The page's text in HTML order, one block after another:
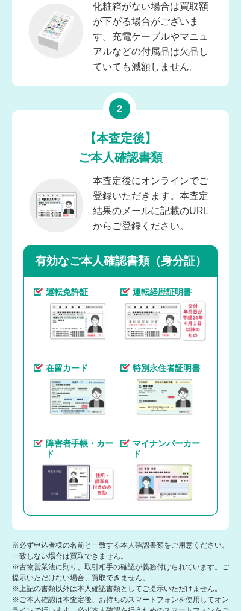
化粧箱がない場合は買取額
が下がる場合がございま
す。充電ケーブルやマニュ
アルなどの付属品は欠品し
ていても減額しません。
【本査定後】
ご本人確認書類
本査定後にオンラインでご
登録いただきます。本査定
結果のメールに記載のURL
からご登録ください。
有効なご本人確認書類（身分証）
運転免許証 運転経歴証明書
在留カード 特別永住者証明書
障害者手帳・カー
ド
マイナンバーカー
ド
※必ず申込者様の名前と一致する本人確認書類をご用意ください。
一致しない場合は買取できません。
※古物営業法に則り、取引相手の確認が義務付けられています。ご
提示いただけない場合、買取できません。
※上記の書類以外は本人確認書類としてご提示いただけません。
※ご本人確認は本査定後、お持ちのスマートフォンを使用してオン